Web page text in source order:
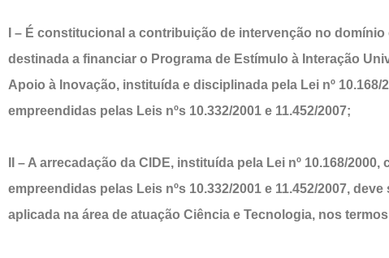
I – É constitucional a contribuição de intervenção no
destinada a financiar o Programa de Estímulo à Interação
Apoio à Inovação, instituída e disciplinada pela Lei nº 10.168/
empreendidas pelas Leis nºs 10.332/2001 e 11.452/2007;
II – A arrecadação da CIDE, instituída pela Lei nº 10.168/
empreendidas pelas Leis nºs 10.332/2001 e 11.452/2007,
aplicada na área de atuação Ciência e Tecnologia, nos